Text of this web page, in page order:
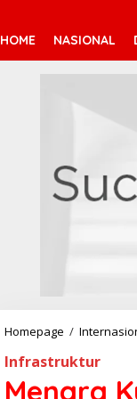
HOME NASIONAL
Homepage /
Infrastruktur
Menara